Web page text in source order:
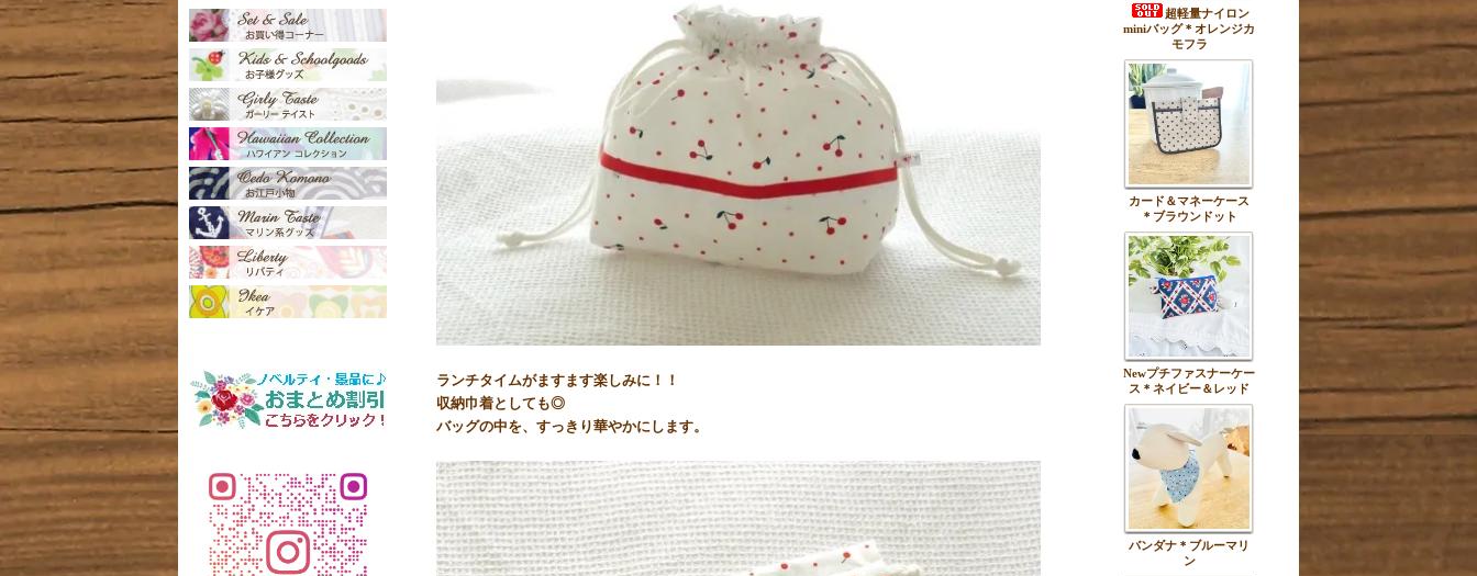
ランチタイムがますます楽しみに！！
収納巾着としても◎
バッグの中を、すっきり華やかにします。
超軽量ナイロン
miniバッグ＊オレンジカ
モフラ
カード＆マネーケース
＊ブラウンドット
Newプチファスナーケー
ス＊ネイビー＆レッド
バンダナ＊ブルーマリ
ン